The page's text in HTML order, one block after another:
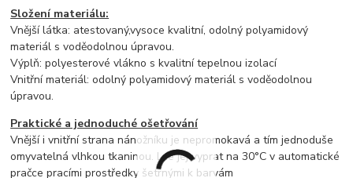
Složení materiálu:
Vnější látka: atestovaný,vysoce kvalitní, odolný polyamidový
materiál s voděodolnou úpravou.
Výplň: polyesterové vlákno s kvalitní tepelnou izolací
Vnitřní materiál: odolný polyamidový materiál s voděodolnou
úpravou.
Praktické a jednoduché ošetřování
Vnější i vnitřní strana nánožníku je nepromokavá a tím jednoduše
omyvatelná vlhkou tkaninou. Lze jej vyprat na 30°C v automatické
pračce pracími prostředky šetrnými k barvám